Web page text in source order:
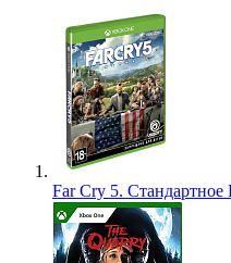
Far Cry 5.